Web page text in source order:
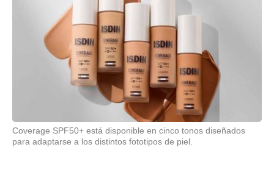
Coverage SPF50+ está disponible en cinco tonos diseñados
para adaptarse a los distintos fototipos de piel.